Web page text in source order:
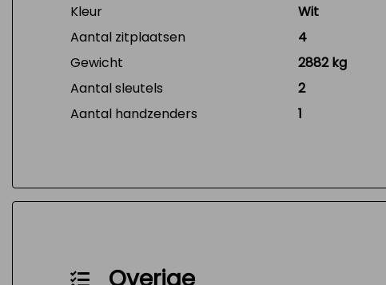
Kleur
Wit
Aantal zitplaatsen
4
Gewicht
2882 kg
Aantal sleutels
2
Aantal handzenders
1